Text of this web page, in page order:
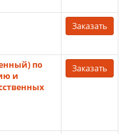
Заказать
по
и
Заказать